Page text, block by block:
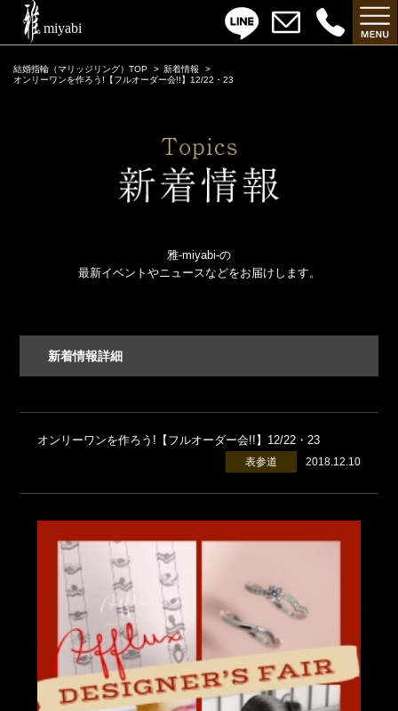
結婚指輪（マリッジリング）TOP
新着情報
オンリーワンを作ろう!【フルオーダー会!!】12/22・23
雅-miyabi-の
最新イベントやニュースなどをお届けします。
新着情報詳細
オンリーワンを作ろう!【フルオーダー会!!】12/22・23
2018.12.10
表参道